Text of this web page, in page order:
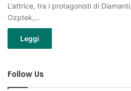
L’attrice, tra i protagonisti di
Ozptek,…
Leggi
Follow Us